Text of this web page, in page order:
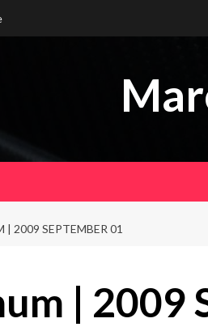
| 2009 SEPTEMBER 01
| 2009